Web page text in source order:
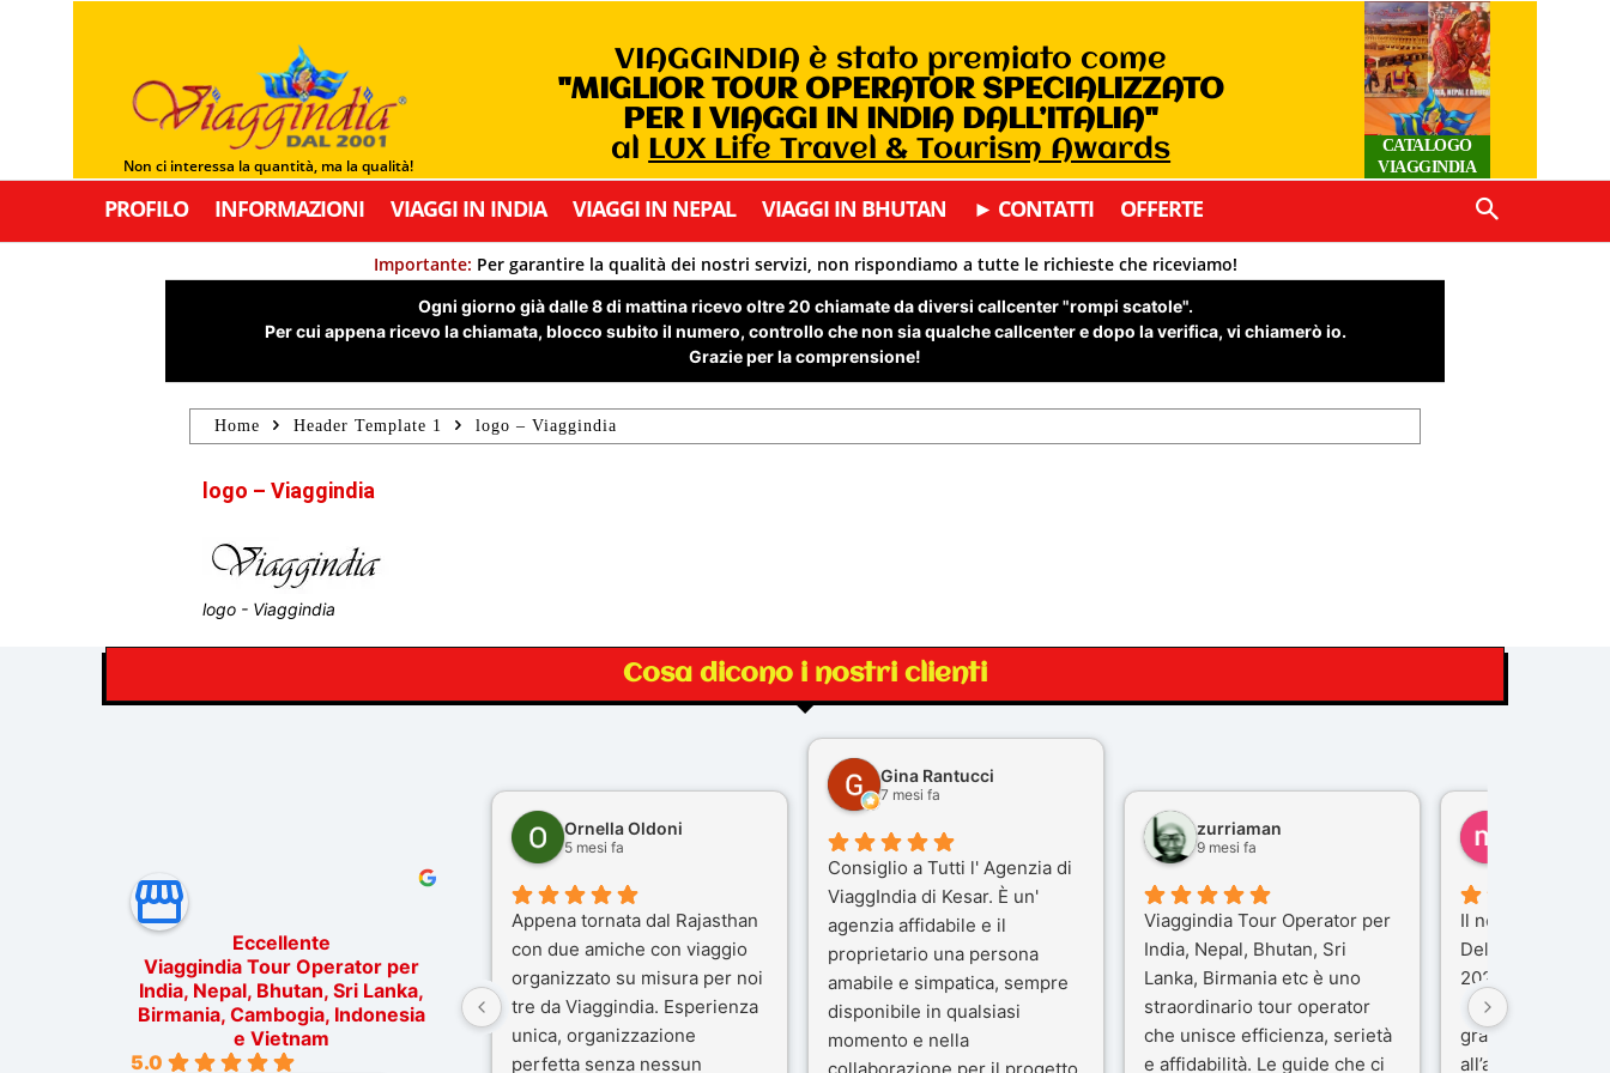
Non ci interessa la quantità, ma la qualità!
VIAGGINDIA è stato premiato come
"MIGLIOR TOUR OPERATOR SPECIALIZZATO
PER I VIAGGI IN INDIA DALL’ITALIA"
al LUX Life Travel & Tourism Awards
CATALOGO
VIAGGINDIA
PROFILO INFORMAZIONI VIAGGI IN INDIA VIAGGI IN NEPAL VIAGGI IN BHUTAN ► CONTATTI OFFERTE
Importante: Per garantire la qualità dei nostri servizi, non rispondiamo a tutte le richieste che riceviamo!
Ogni giorno già dalle 8 di mattina ricevo oltre 20 chiamate da diversi callcenter "rompi scatole".
Per cui appena ricevo la chiamata, blocco subito il numero, controllo che non sia qualche callcenter e dopo la verifica, vi chiamerò io.
Grazie per la comprensione!
Home Header Template 1 logo – Viaggindia
logo – Viaggindia
logo - Viaggindia
Cosa dicono i nostri clienti
Eccellente
Viaggindia Tour Operator per
India, Nepal, Bhutan, Sri Lanka,
Birmania, Cambogia, Indonesia
e Vietnam
5.0
Ornella Oldoni
5 mesi fa
Appena tornata dal Rajasthan
con due amiche con viaggio
organizzato su misura per noi
tre da Viaggindia. Esperienza
unica, organizzazione
perfetta senza nessun
Gina Rantucci
7 mesi fa
Consiglio a Tutti l' Agenzia di
ViaggIndia di Kesar. È un'
agenzia affidabile e il
proprietario una persona
amabile e simpatica, sempre
disponibile in qualsiasi
momento e nella
collaborazione per il progetto
zurriaman
9 mesi fa
Viaggindia Tour Operator per
India, Nepal, Bhutan, Sri
Lanka, Birmania etc è uno
straordinario tour operator
che unisce efficienza, serietà
e affidabilità. Le guide che ci
Il nostro viaggio
Delhi e Varanasi
2025), è stata
che porteremo
gran parte del
all’agenzia che